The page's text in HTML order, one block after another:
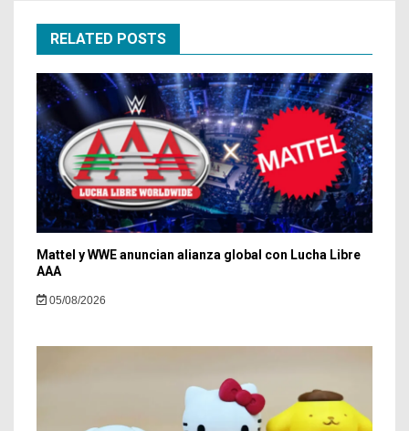
RELATED POSTS
Mattel y WWE anuncian alianza global con Lucha Libre
AAA
05/08/2026